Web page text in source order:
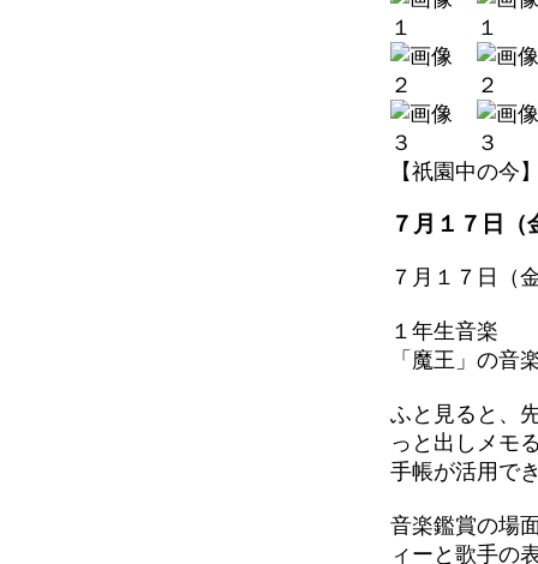
【祇園中の今
７月１７日
７月１７日（
１年生音楽
「魔王」の音
ふと見ると、
っと出しメモ
手帳が活用で
音楽鑑賞の場
ィーと歌手の